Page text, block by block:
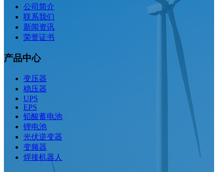
公司简介
联系我们
新闻资讯
荣誉证书
产品中心
变压器
稳压器
UPS
EPS
铅酸蓄电池
锂电池
光伏逆变器
变频器
焊接机器人